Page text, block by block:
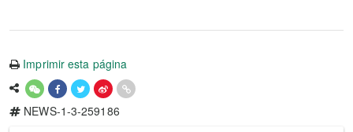
Imprimir esta página
NEWS-1-3-259186